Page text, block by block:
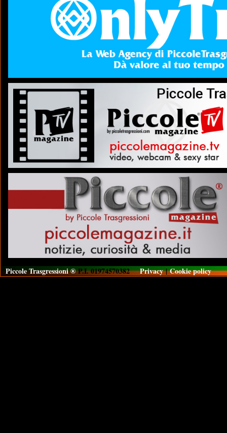
Piccole Trasgressioni ®P.I. 01974570382Privacy|Cookie policy